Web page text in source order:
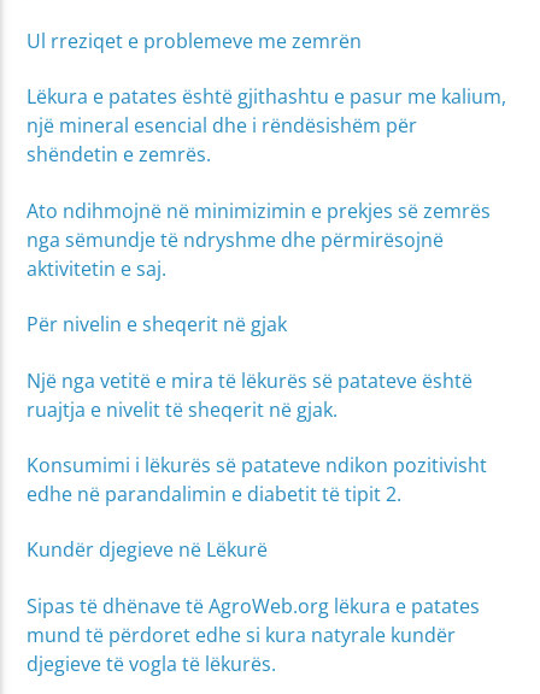
Ul rreziqet e problemeve me zemrën
Lëkura e patates është gjithashtu e pasur me kalium,
një mineral esencial dhe i rëndësishëm për
shëndetin e zemrës.
Ato ndihmojnë në minimizimin e prekjes së zemrës
nga sëmundje të ndryshme dhe përmirësojnë
aktivitetin e saj.
Për nivelin e sheqerit në gjak
Një nga vetitë e mira të lëkurës së patateve është
ruajtja e nivelit të sheqerit në gjak.
Konsumimi i lëkurës së patateve ndikon pozitivisht
edhe në parandalimin e diabetit të tipit 2.
Kundër djegieve në Lëkurë
Sipas të dhënave të AgroWeb.org lëkura e patates
mund të përdoret edhe si kura natyrale kundër
djegieve të vogla të lëkurës.